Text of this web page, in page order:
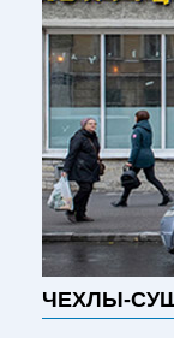
ЧЕХЛЫ-